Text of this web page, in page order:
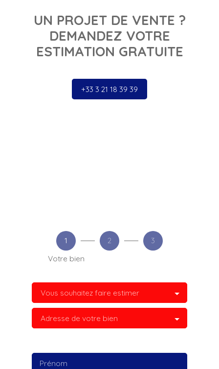
UN PROJET DE VENTE ?
DEMANDEZ VOTRE
ESTIMATION GRATUITE
+33 3 21 18 39 39
1
Votre bien
2 3
Vous souhaitez faire estimer
Adresse de votre bien
Prénom